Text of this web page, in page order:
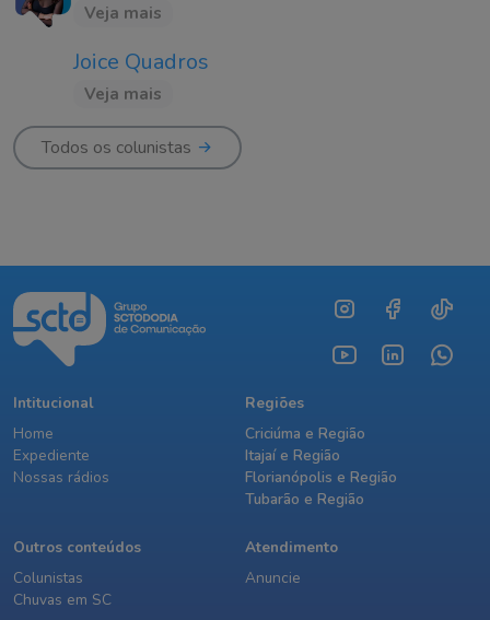
Veja mais
Joice Quadros
Veja mais
Todos os colunistas
Intitucional
Home
Expediente
Nossas rádios
Regiões
Criciúma e Região
Itajaí e Região
Florianópolis e Região
Tubarão e Região
Outros conteúdos
Colunistas
Chuvas em SC
Atendimento
Anuncie